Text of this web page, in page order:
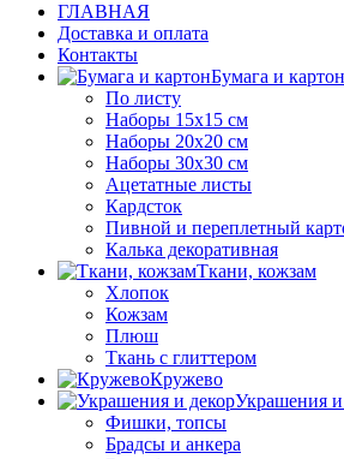
ГЛАВНАЯ
Доставка и оплата
Контакты
Бумага и картон
По листу
Наборы 15х15 см
Наборы 20х20 см
Наборы 30х30 см
Ацетатные листы
Кардсток
Пивной и переплетный
Калька декоративная
Ткани, кожзам
Хлопок
Кожзам
Плюш
Ткань с глиттером
Кружево
Украшения и
Фишки, топсы
Брадсы и анкера